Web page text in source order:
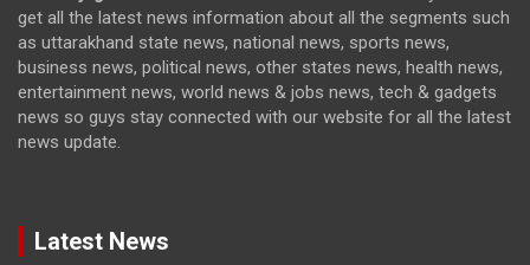
get all the latest news information about all the segments such
as uttarakhand state news, national news, sports news,
business news, political news, other states news, health news,
entertainment news, world news & jobs news, tech & gadgets
news so guys stay connected with our website for all the latest
news update.
Latest News